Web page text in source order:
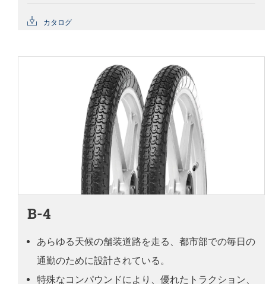
カタログ
B-4
あらゆる天候の舗装道路を走る、都市部での毎日の
通勤のために設計されている。
特殊なコンパウンドにより、優れたトラクション、